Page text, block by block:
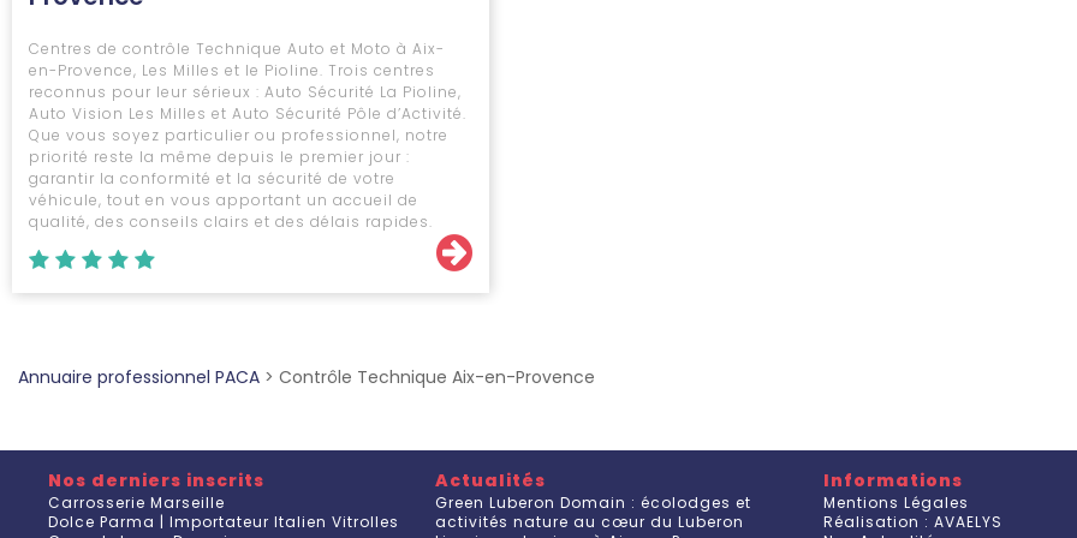
Centres de contrôle Technique Auto et Moto à Aix-
en-Provence, Les Milles et le Pioline. Trois centres
reconnus pour leur sérieux : Auto Sécurité La Pioline,
Auto Vision Les Milles et Auto Sécurité Pôle d’Activité.
Que vous soyez particulier ou professionnel, notre
priorité reste la même depuis le premier jour :
garantir la conformité et la sécurité de votre
véhicule, tout en vous apportant un accueil de
qualité, des conseils clairs et des délais rapides.
Annuaire professionnel PACA > Contrôle Technique Aix-en-Provence
Nos derniers inscrits
Carrosserie Marseille
Dolce Parma | Importateur Italien Vitrolles
Actualités
Green Luberon Domain : écolodges et
activités nature au cœur du Luberon
Informations
Mentions Légales
Réalisation : AVAELYS